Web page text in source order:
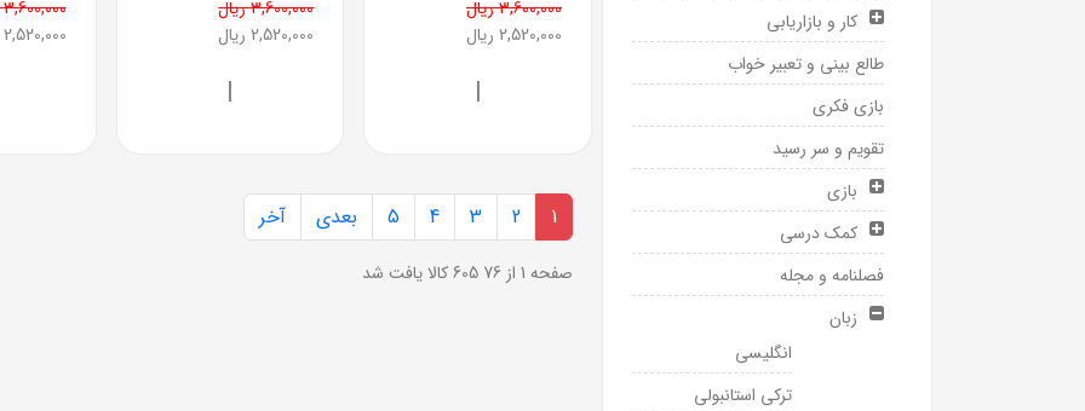
کار و بازاریابی
طالع بینی و تعبیر خواب
بازی فکری
تقویم و سر رسید
بازی
کمک درسی
فصلنامه و مجله
زبان
انگلیسی
ترکی استانبولی
3,600,000 ریال
2,520,000 ریال
|
3,600,000 ریال
2,520,000 ریال
|
3,600,000 ریال
2,520,000 ریال
1
2
3
4
5 بعدی آخر
صفحه 1 از 76 605 کالا یافت شد